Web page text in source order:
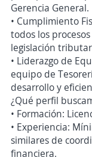
Gerencia General.
• Cumplimiento
todos los
legislación
• Liderazgo de
equipo de
desarrollo y
¿Qué perfil
• Formación:
• Experiencia:
similares de
financiera.